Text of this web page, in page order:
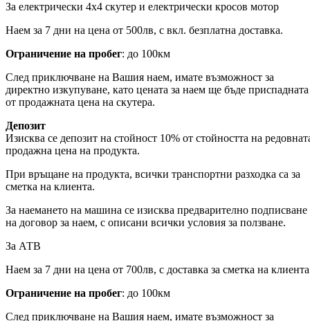
За електрически 4х4 скутер и електрически кросов мотор
Наем за 7 дни на цена от 500лв, с вкл. безплатна доставка.
Ограничение на пробег: до 100км
След приключване на Вашия наем, имате възможност за
директно изкупуване, като цената за наем ще бъде приспадната
от продажната цена на скутера.
Депозит
Изисква се депозит на стойност 10% от стойността на
продажна цена на продукта.
При връщане на продукта, всички транспортни разходка са за
сметка на клиента.
За наемането на машина се изисква предварително подписване
на договор за наем, с описани всички условия за ползване.
За АТВ
Наем за 7 дни на цена от 700лв, с доставка за сметка на
Ограничение на пробег: до 100км
След приключване на Вашия наем, имате възможност за